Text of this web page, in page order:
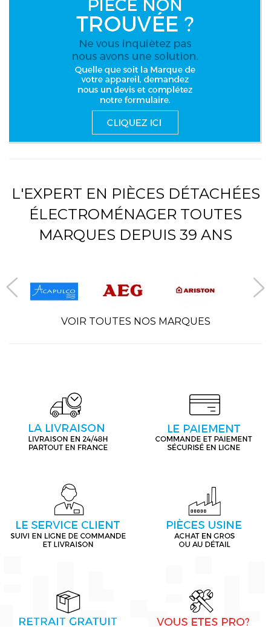
L'EXPERT EN PIÈCES DÉTACHÉES
ÉLECTROMÉNAGER TOUTES
MARQUES DEPUIS 39 ANS
VOIR TOUTES NOS MARQUES